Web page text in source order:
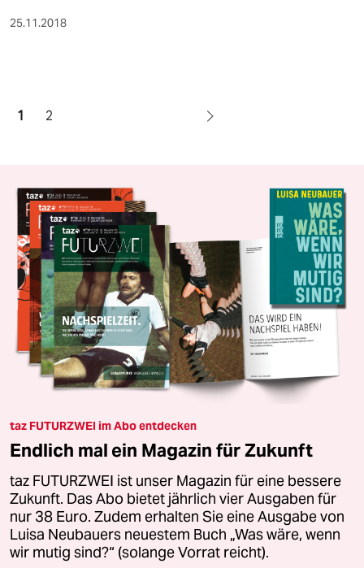
25.11.2018
1 2
taz FUTURZWEI im Abo entdecken
Endlich mal ein Magazin für Zukunft
taz FUTURZWEI ist unser Magazin für eine bessere
Zukunft. Das Abo bietet jährlich vier Ausgaben für
nur 38 Euro. Zudem erhalten Sie eine Ausgabe von
Luisa Neubauers neuestem Buch „Was wäre, wenn
wir mutig sind?“ (solange Vorrat reicht).